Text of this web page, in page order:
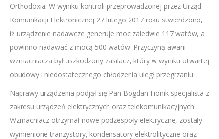
Orthodoxia. W wyniku kontroli przeprowadzonej przez Urząd
Komunikacji Elektronicznej 27 lutego 2017 roku stwierdzono,
iż urządzenie nadawcze generuje moc zaledwie 117 watów, a
powinno nadawać z mocą 500 watów. Przyczyną awarii
wzmacniacza był uszkodzony zasilacz, który w wyniku otwartej
obudowy i niedostatecznego chłodzenia uległ przegrzaniu.
Naprawy urządzenia podjął się Pan Bogdan Fionik specjalista z
zakresu urządzeń elektrycznych oraz telekomunikacyjnych.
Wzmacniacz otrzymał nowe podzespoły elektryczne, zostały
wymienione tranzystory, kondensatory elektrolityczne oraz